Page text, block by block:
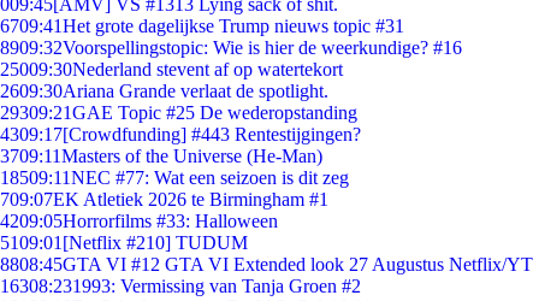
009:45[AMV] VS #1313 Lying sack of shit.
6709:41Het grote dagelijkse Trump nieuws topic #31
8909:32Voorspellingstopic: Wie is hier de weerkundige? #16
25009:30Nederland stevent af op watertekort
2609:30Ariana Grande verlaat de spotlight.
29309:21GAE Topic #25 De wederopstanding
4309:17[Crowdfunding] #443 Rentestijgingen?
3709:11Masters of the Universe (He-Man)
18509:11NEC #77: Wat een seizoen is dit zeg
709:07EK Atletiek 2026 te Birmingham #1
4209:05Horrorfilms #33: Halloween
5109:01 [Netflix #210] TUDUM
8808:45GTA VI #12 GTA VI Extended look 27 Augustus Netflix/YT
16308:231993: Vermissing van Tanja Groen #2